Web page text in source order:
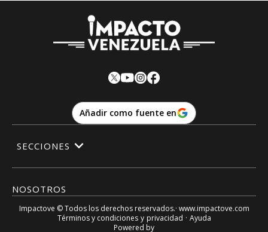
Añadir como fuente en
NOSOTROS
SECCIONES
Impactove © Todos los derechos reservados.· www.impactove.com
Términos y condiciones y privacidad · Ayuda
Powered by